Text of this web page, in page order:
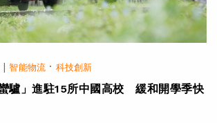
智能物流 · 科技創新
驢」進駐15所中國高校 緩和開學季快